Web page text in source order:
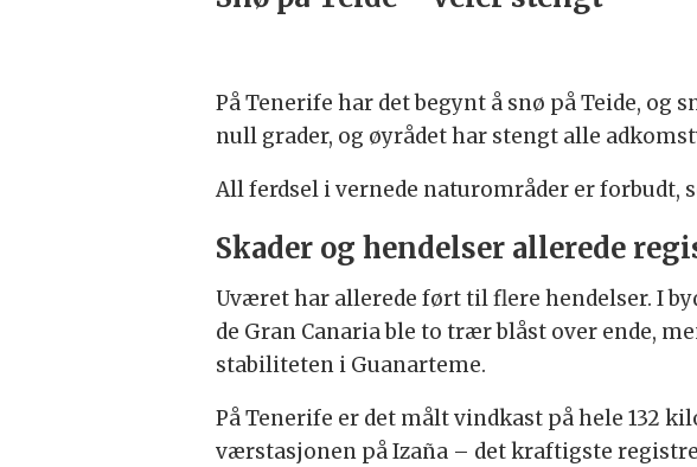
På Tenerife har det begynt å snø på Teide,
null grader, og øyrådet har stengt alle
All ferdsel i vernede naturområder er
Skader og hendelser allerede
Uværet har allerede ført til flere hendelser. I
de Gran Canaria ble to trær blåst over ende,
stabiliteten i Guanarteme.
På Tenerife er det målt vindkast på hele 132
værstasjonen på Izaña – det kraftigste